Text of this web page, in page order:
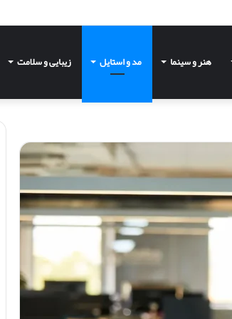
هنر و سینما مد و استایل زیبایی و سلامت